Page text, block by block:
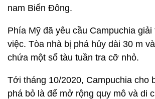
nam Biển Đông.
Phía Mỹ đã yêu cầu Campuchia
việc. Tòa nhà bị phá hủy dài 30 m
chứa một số tàu tuần tra cỡ nhỏ.
Tới tháng 10/2020, Campuchia cho
phá bỏ là để mở rộng quy mô và di